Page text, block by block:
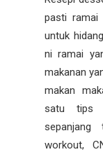
pasti ramai
untuk
ni ramai
makanan
makan
satu tips
workout,